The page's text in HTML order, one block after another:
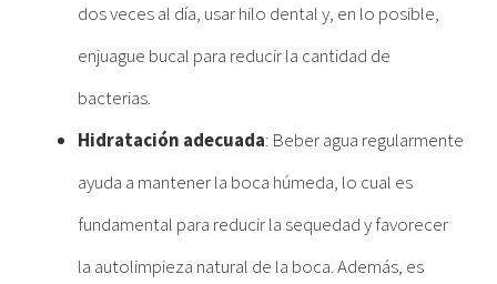
dos veces al día, usar hilo dental y, en lo posible,
enjuague bucal para reducir la cantidad de
bacterias.
Hidratación adecuada: Beber agua regularmente
ayuda a mantener la boca húmeda, lo cual es
fundamental para reducir la sequedad y favorecer
la autolimpieza natural de la boca. Además, es